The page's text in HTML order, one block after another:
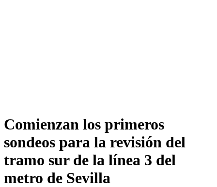
Comienzan los primeros
sondeos para la revisión del
tramo sur de la línea 3 del
metro de Sevilla